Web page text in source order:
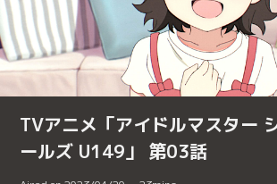
TVアニメ「アイドルマスター
ールズ U149」 第03話